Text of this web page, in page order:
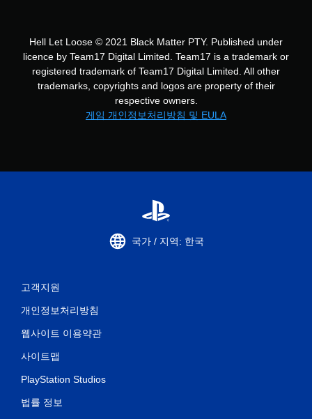
Hell Let Loose © 2021 Black Matter PTY. Published under
licence by Team17 Digital Limited. Team17 is a trademark or
registered trademark of Team17 Digital Limited. All other
trademarks, copyrights and logos are property of their
respective owners.
게임 개인정보처리방침 및 EULA
국가 / 지역: 한국
고객지원
개인정보처리방침
웹사이트 이용약관
사이트맵
PlayStation Studios
법률 정보